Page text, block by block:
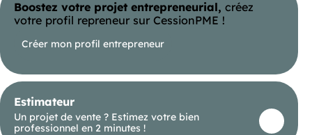
Boostez votre projet entrepreneurial, créez
votre profil repreneur sur CessionPME !
Créer mon profil entrepreneur
Estimateur
Un projet de vente ? Estimez votre bien
professionnel en 2 minutes !